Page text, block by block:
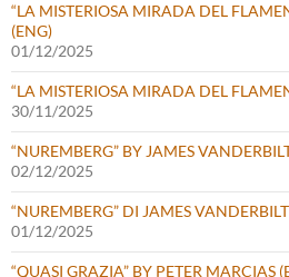
“LA MISTERIOSA MIRADA DEL
(ENG)
01/12/2025
“LA MISTERIOSA MIRADA DEL
30/11/2025
“NUREMBERG” BY JAMES
02/12/2025
“NUREMBERG” DI JAMES VANDERBILT
01/12/2025
“QUASI GRAZIA” BY PETER MARCIAS